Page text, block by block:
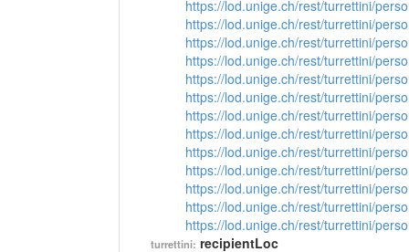
https://lod.unige.ch/rest/turrettini/
https://lod.unige.ch/rest/turrettini/
https://lod.unige.ch/rest/turrettini/
https://lod.unige.ch/rest/turrettini/
https://lod.unige.ch/rest/turrettini/
https://lod.unige.ch/rest/turrettini/
https://lod.unige.ch/rest/turrettini/
https://lod.unige.ch/rest/turrettini/
https://lod.unige.ch/rest/turrettini/
https://lod.unige.ch/rest/turrettini/
https://lod.unige.ch/rest/turrettini/
https://lod.unige.ch/rest/turrettini/
https://lod.unige.ch/rest/turrettini/
turrettini: recipientLoc